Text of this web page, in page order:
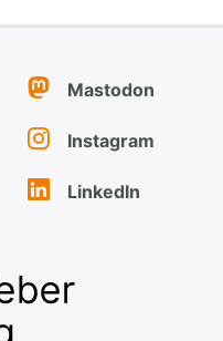
Mastodon
Instagram
LinkedIn